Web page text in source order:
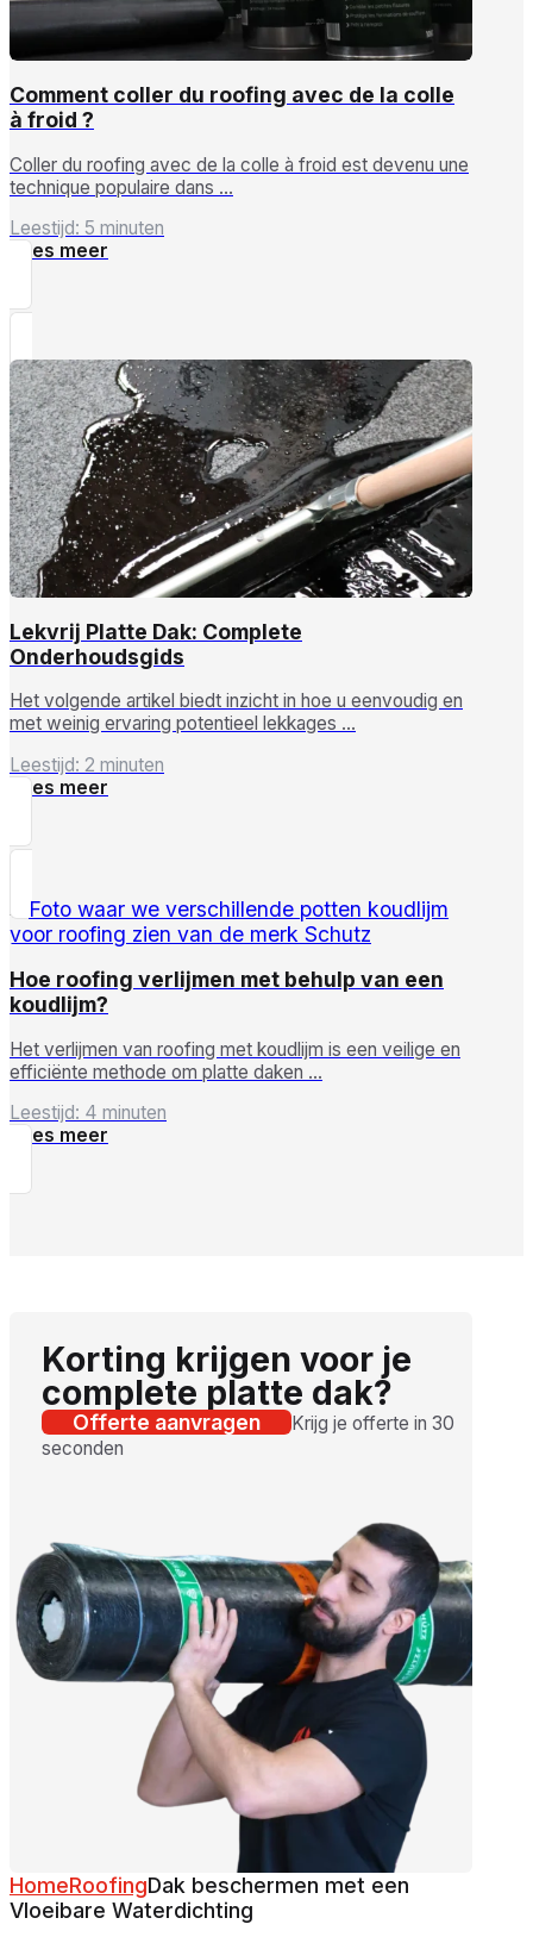
Comment coller du roofing avec de la colle
à froid ?
Coller du roofing avec de la colle à froid est devenu une
technique populaire dans …
Leestijd: 5 minuten
Lees meer
Lekvrij Platte Dak: Complete
Onderhoudsgids
Het volgende artikel biedt inzicht in hoe u eenvoudig en
met weinig ervaring potentieel lekkages …
Leestijd: 2 minuten
Lees meer
Hoe roofing verlijmen met behulp van een
koudlijm?
Het verlijmen van roofing met koudlijm is een veilige en
efficiënte methode om platte daken …
Leestijd: 4 minuten
Lees meer
Korting krijgen voor je
complete platte dak?
Offerte aanvragen
Krijg je offerte in 30
seconden
HomeRoofingDak beschermen met een
Vloeibare Waterdichting